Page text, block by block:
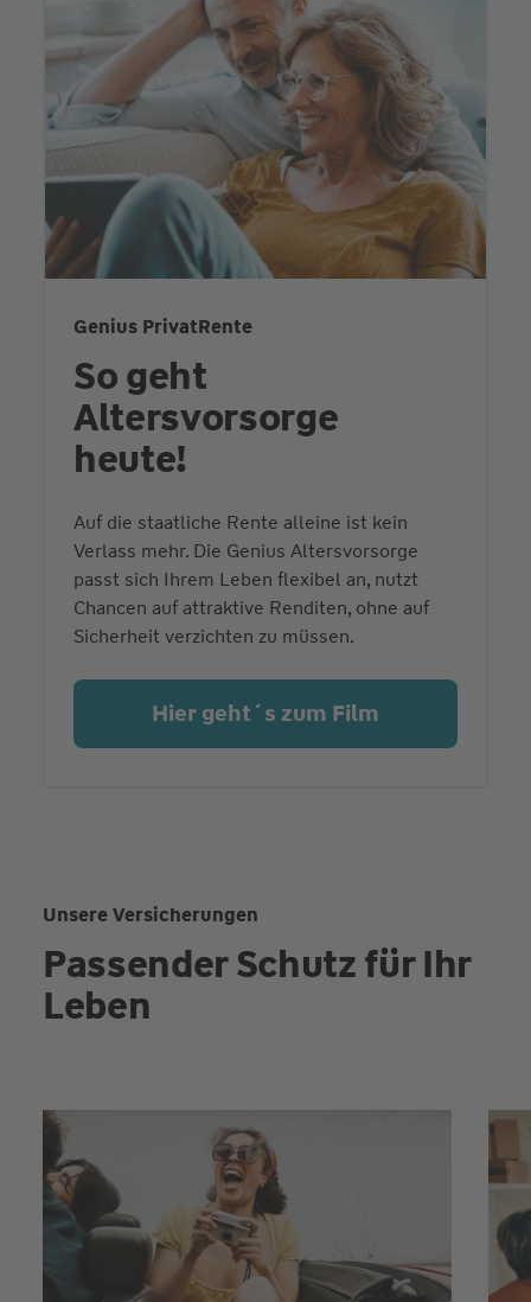
Genius PrivatRente
So geht
Altersvorsorge
heute!
Auf die staatliche Rente alleine ist kein
Verlass mehr. Die Genius Altersvorsorge
passt sich Ihrem Leben flexibel an, nutzt
Chancen auf attraktive Renditen, ohne auf
Sicherheit verzichten zu müssen.
Hier geht´s zum Film
Unsere Versicherungen
Passender Schutz für Ihr
Leben